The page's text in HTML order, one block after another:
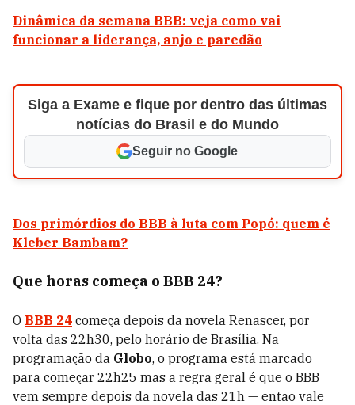
Dinâmica da semana BBB: veja como vai
funcionar a liderança, anjo e paredão
Siga a Exame e fique por dentro das últimas
notícias do Brasil e do Mundo
Seguir no Google
Dos primórdios do BBB à luta com Popó: quem é
Kleber Bambam?
Que horas começa o BBB 24?
O BBB 24 começa depois da novela Renascer, por
volta das 22h30, pelo horário de Brasília. Na
programação da Globo, o programa está marcado
para começar 22h25 mas a regra geral é que o BBB
vem sempre depois da novela das 21h — então vale